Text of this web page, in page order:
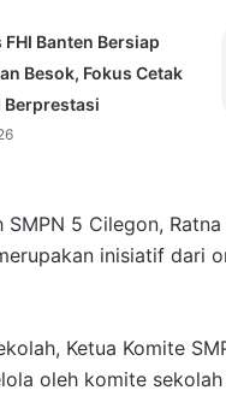
Banten Bersiap
Besok, Fokus Cetak
Berprestasi
5 Cilegon,
inisiatif dari
Ketua Komite
oleh komite